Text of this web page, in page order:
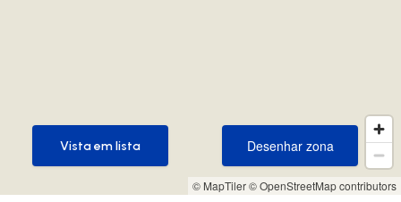
© MapTiler© OpenStreetMap contributors
Desenhar zona
Desenhar zona
Vista em lista
Vista em lista